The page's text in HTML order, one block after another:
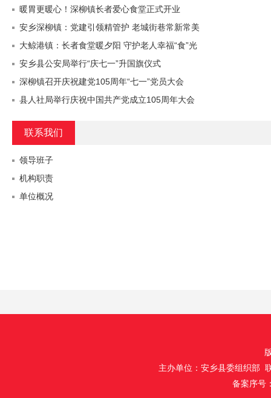
暖胃更暖心！深柳镇长者爱心食堂正式开业
安乡深柳镇：党建引领精管护 老城街巷常新常美
大鲸港镇：长者食堂暖夕阳 守护老人幸福“食”光
安乡县公安局举行“庆七一”升国旗仪式
深柳镇召开庆祝建党105周年“七一”党员大会
县人社局举行庆祝中国共产党成立105周年大会
联系我们
领导班子
机构职责
单位概况
主办单位：安乡县委组织部
备案序号